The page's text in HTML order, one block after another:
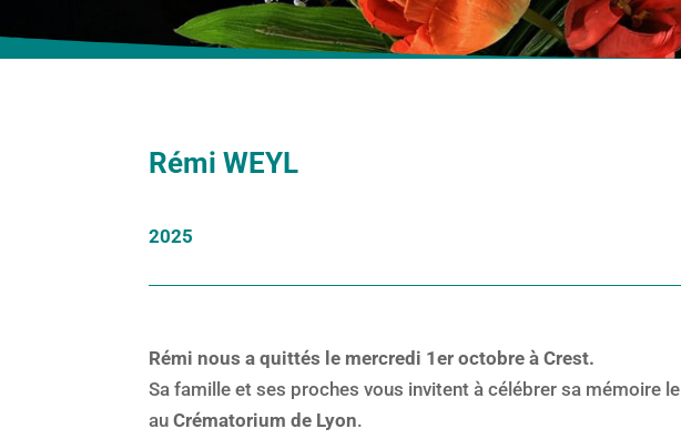
Rémi WEYL
2025
Rémi nous a quittés le mercredi 1er octobre à Crest.
Sa famille et ses proches vous invitent à célébrer sa mémoire le
auCrématorium de Lyon.